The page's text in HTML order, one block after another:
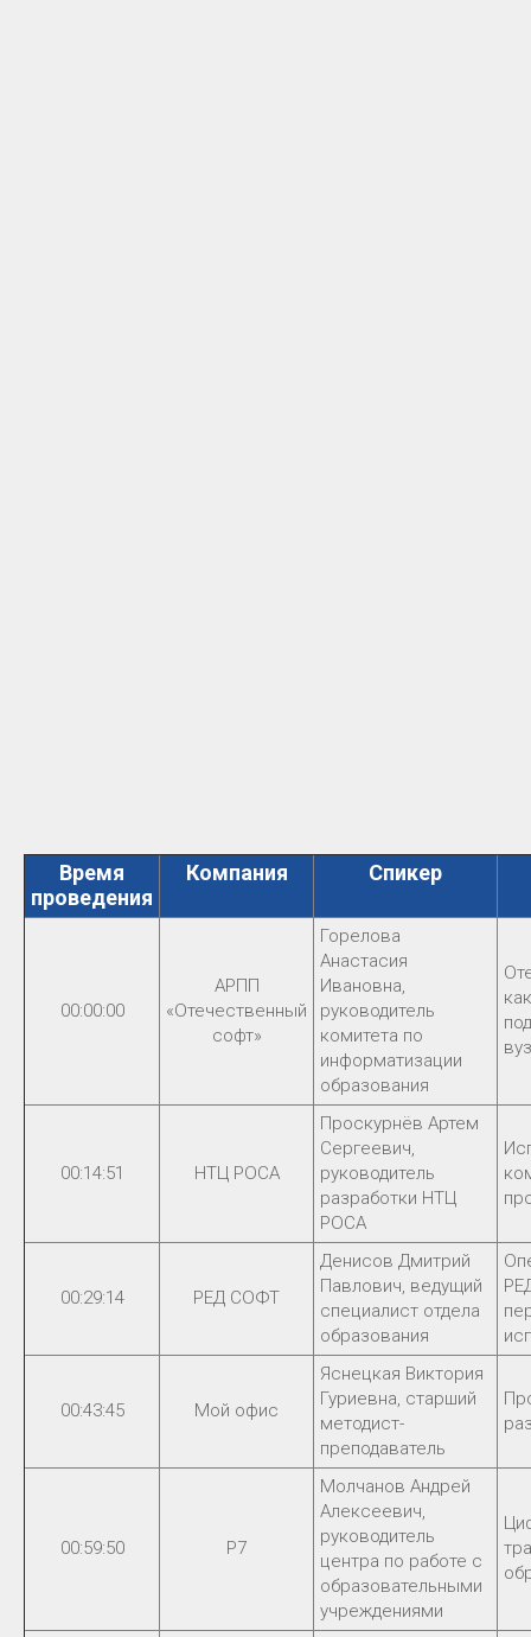
Время
проведения
Компания Спикер
00:00:00
АРПП
«Отечественный
софт»
Горелова
Анастасия
Ивановна,
руководитель
комитета по
информатизации
образования
00:14:51 НТЦ РОСА
Проскурнёв Артем
Сергеевич,
руководитель
разработки НТЦ
РОСА
00:29:14 РЕД СОФТ
Денисов Дмитрий
Павлович, ведущий
специалист отдела
образования
00:43:45 Мой офис
Яснецкая Виктория
Гуриевна, старший
методист-
преподаватель
00:59:50 Р7
Молчанов Андрей
Алексеевич,
руководитель
центра по работе с
образовательными
учреждениями